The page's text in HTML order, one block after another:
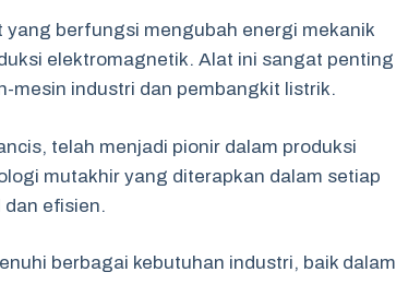
berfungsi mengubah energi mekanik
elektromagnetik. Alat ini sangat penting
mesin industri dan pembangkit listrik.
telah menjadi pionir dalam produksi
mutakhir yang diterapkan dalam setiap
efisien.
berbagai kebutuhan industri, baik dalam